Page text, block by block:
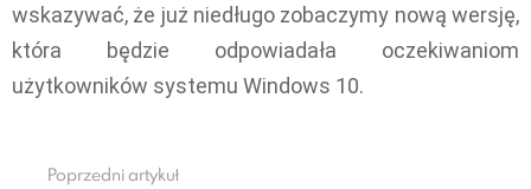
wskazywać, że już niedługo zobaczymy nową wersję,
która będzie odpowiadała oczekiwaniom
użytkowników systemu Windows 10.
Poprzedni artykuł